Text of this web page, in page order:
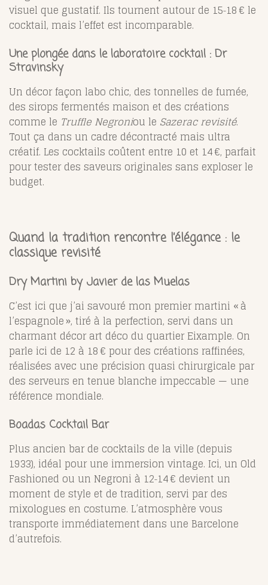
visuel que gustatif. Ils tournent autour de 15‑18 € le
cocktail, mais l’effet est incomparable.
Une plongée dans le laboratoire cocktail : Dr
Stravinsky
Un décor façon labo chic, des tonnelles de fumée,
des sirops fermentés maison et des créations
comme le Truffle Negroniou le Sazerac revisité.
Tout ça dans un cadre décontracté mais ultra
créatif. Les cocktails coûtent entre 10 et 14 €, parfait
pour tester des saveurs originales sans exploser le
budget.
Quand la tradition rencontre l’élégance : le
classique revisité
Dry Martini by Javier de las Muelas
C’est ici que j’ai savouré mon premier martini « à
l’espagnole », tiré à la perfection, servi dans un
charmant décor art déco du quartier Eixample. On
parle ici de 12 à 18 € pour des créations raffinées,
réalisées avec une précision quasi chirurgicale par
des serveurs en tenue blanche impeccable — une
référence mondiale.
Boadas Cocktail Bar
Plus ancien bar de cocktails de la ville (depuis
1933), idéal pour une immersion vintage. Ici, un Old
Fashioned ou un Negroni à 12‑14 € devient un
moment de style et de tradition, servi par des
mixologues en costume. L’atmosphère vous
transporte immédiatement dans une Barcelone
d’autrefois.